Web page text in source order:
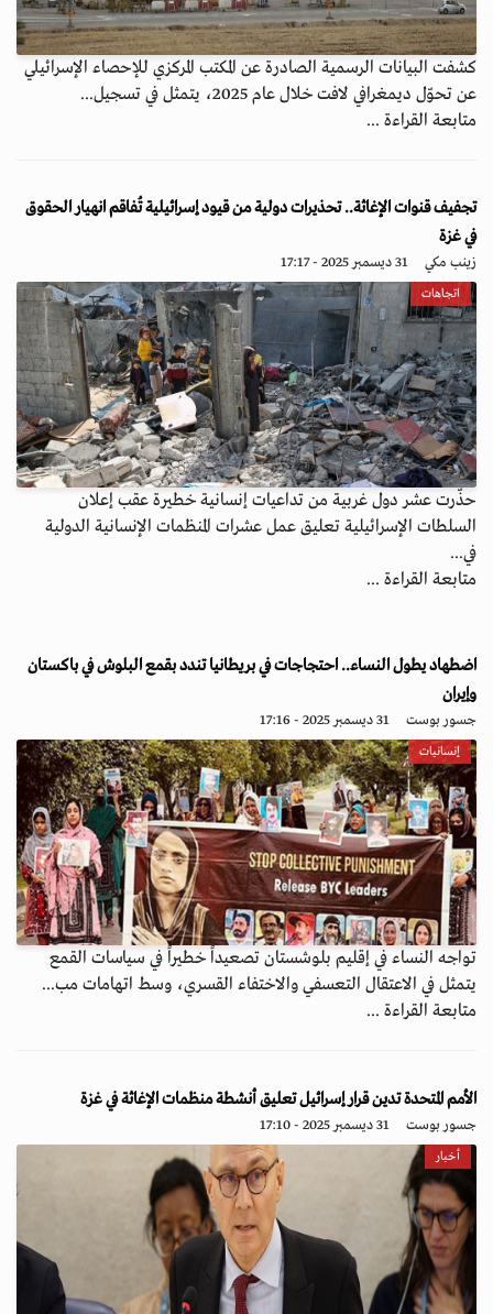
كشفت البيانات الرسمية الصادرة عن المكتب المركزي للإحصاء الإسرائيلي
عن تحوّل ديمغرافي لافت خلال عام 2025، يتمثل في تسجيل...
متابعة القراءة ...
تجفيف قنوات الإغاثة.. تحذيرات دولية من قيود إسرائيلية تُفاقم انهيار الحقوق
في غزة
زينب مكي 31 ديسمبر 2025 - 17:17
اتجاهات
حذّرت عشر دول غربية من تداعيات إنسانية خطيرة عقب إعلان
السلطات الإسرائيلية تعليق عمل عشرات المنظمات الإنسانية الدولية
في...
متابعة القراءة ...
اضطهاد يطول النساء.. احتجاجات في بريطانيا تندد بقمع البلوش في باكستان
وإيران
جسور بوست 31 ديسمبر 2025 - 17:16
إنسانيات
تواجه النساء في إقليم بلوشستان تصعيداً خطيراً في سياسات القمع
يتمثل في الاعتقال التعسفي والاختفاء القسري، وسط اتهامات مب...
متابعة القراءة ...
الأمم المتحدة تدين قرار إسرائيل تعليق أنشطة منظمات الإغاثة في غزة
جسور بوست 31 ديسمبر 2025 - 17:10
أخبار